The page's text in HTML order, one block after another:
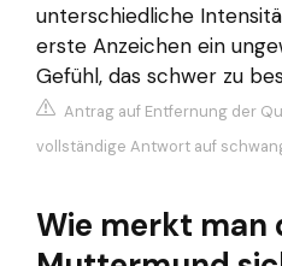
unterschiedliche
erste Anzeichen ein
Gefühl, das schwer zu
Antrag auf Entfernung der
vollständige Antwort auf
Wie merkt man